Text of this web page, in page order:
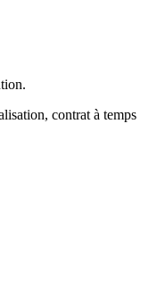
contrat à temps